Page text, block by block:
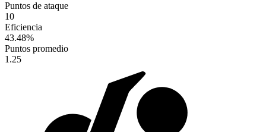
Puntos de ataque
10
Eficiencia
43.48%
Puntos promedio
1.25